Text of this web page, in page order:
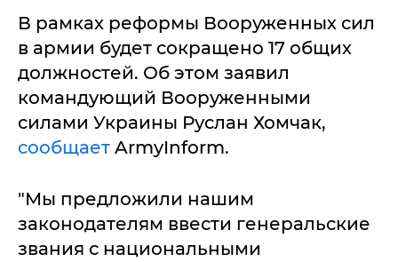
В рамках реформы Вооруженных сил
в армии будет сокращено 17 общих
должностей. Об этом заявил
командующий Вооруженными
силами Украины Руслан Хомчак,
сообщает ArmyInform.
"Мы предложили нашим
законодателям ввести генеральские
звания с национальными